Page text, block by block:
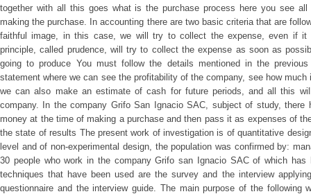
together with all this goes what is the purchase process here you see
making the purchase. In accounting there are two basic criteria that are
faithful image, in this case, we will try to collect the expense, even if it
principle, called prudence, will try to collect the expense as soon as
going to produce You must follow the details mentioned in the
statement where we can see the profitability of the company, see how
we can also make an estimate of cash for future periods, and all this
company. In the company Grifo San Ignacio SAC, subject of study,
money at the time of making a purchase and then pass it as expenses of
the state of results The present work of investigation is of quantitative
level and of non-experimental design, the population was confirmed by:
30 people who work in the company Grifo san Ignacio SAC of which
techniques that have been used are the survey and the interview
questionnaire and the interview guide. The main purpose of the